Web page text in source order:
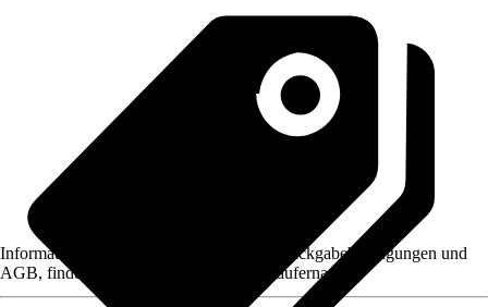
Informationen des Verkäufers, wie z. B. Rückgabebedingungen und
AGB, finden Sie bei Klick auf den Verkäufernamen.